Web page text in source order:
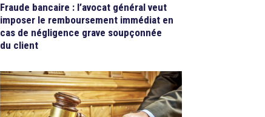
Fraude bancaire : l’avocat général veut
imposer le remboursement immédiat en
cas de négligence grave soupçonnée
du client